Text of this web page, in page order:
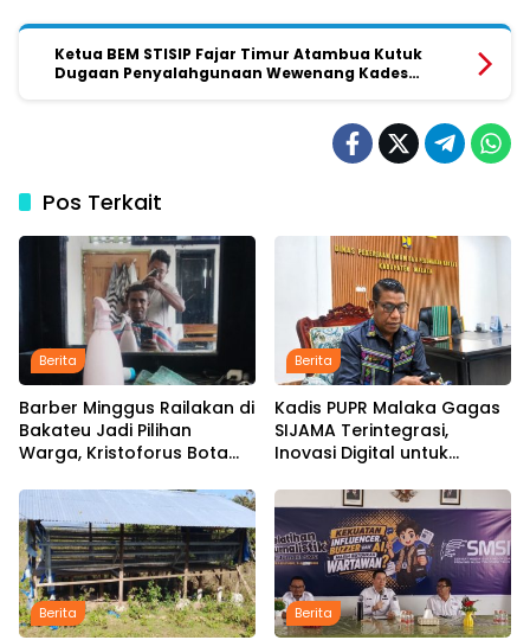
Ketua BEM STISIP Fajar Timur Atambua Kutuk
Dugaan Penyalahgunaan Wewenang Kades
Pos Terkait
Berita
Barber Minggus Railakan di
Bakateu Jadi Pilihan
Warga, Kristoforus Bota
Rambut dengan Tarif Rp15
Ribu per Kepala
Berita
Kadis PUPR Malaka Gagas
SIJAMA Terintegrasi,
Inovasi Digital untuk
Infrastruktur
Berita Berita